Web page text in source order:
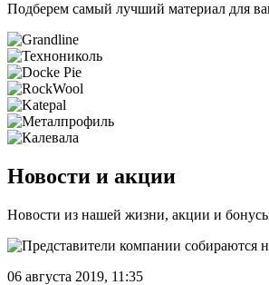
Подберем самый лучший материал для
Новости и акции
Новости из нашей жизни, акции и
06 августа 2019, 11:35